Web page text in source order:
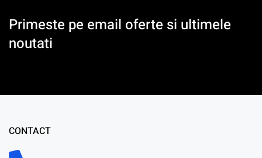
Primeste pe email oferte si ultimele
noutati
CONTACT